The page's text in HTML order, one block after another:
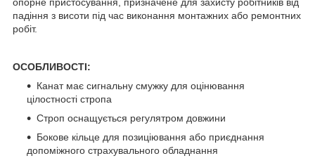
опорне пристосування, призначене для захисту робітників від
падіння з висоти під час виконання монтажних або ремонтних
робіт.
ОСОБЛИВОСТІ:
Канат має сигнальну смужку для оцінювання
цілостності стропа
Строп оснащується регулятром довжини
Бокове кільце для позиціювання або приєднання
допоміжного страхувального обладнання